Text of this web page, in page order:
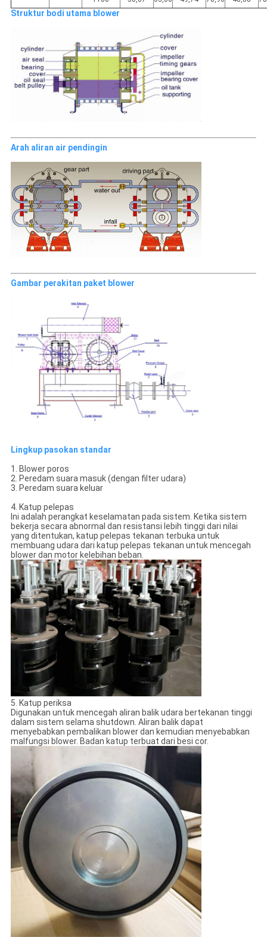
Struktur bodi utama blower
Arah aliran air pendingin
Gambar perakitan paket blower
Lingkup pasokan standar
1. Blower poros
2. Peredam suara masuk (dengan filter udara)
3. Peredam suara keluar
4. Katup pelepas
Ini adalah perangkat keselamatan pada sistem. Ketika sistem
bekerja secara abnormal dan resistansi lebih tinggi dari nilai
yang ditentukan, katup pelepas tekanan terbuka untuk
membuang udara dari katup pelepas tekanan untuk mencegah
blower dan motor kelebihan beban.
5. Katup periksa
Digunakan untuk mencegah aliran balik udara bertekanan tinggi
dalam sistem selama shutdown. Aliran balik dapat
menyebabkan pembalikan blower dan kemudian menyebabkan
malfungsi blower. Badan katup terbuat dari besi cor.